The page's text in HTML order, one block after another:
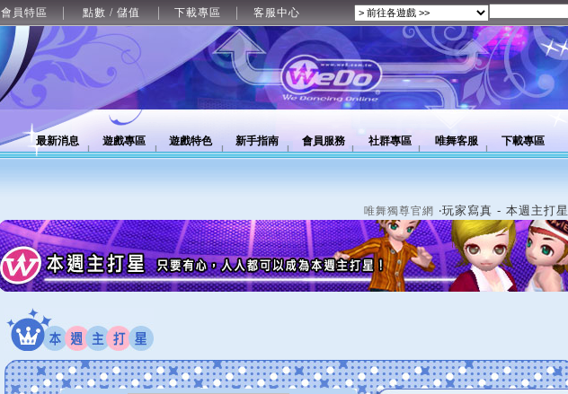
會員特區 點數 / 儲值 下載專區 客服中心
最新消息 遊戲專區 遊戲特色 新手指南 會員服務 社群專區 唯舞客服 下載專區
唯舞獨尊官網 ‧玩家寫真 - 本週主打星